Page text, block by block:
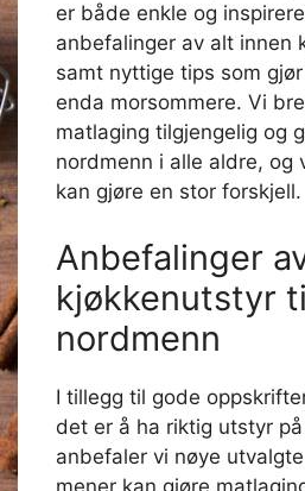
er både enkle og
anbefalinger av alt innen
samt nyttige tips som
enda morsommere. Vi
matlaging tilgjengelig og
nordmenn i alle aldre, og
kan gjøre en stor forskjell.
Anbefalinger
kjøkkenutstyr
nordmenn
I tillegg til gode
det er å ha riktig utstyr
anbefaler vi nøye
mener kan gjøre